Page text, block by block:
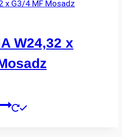
W24,32 x